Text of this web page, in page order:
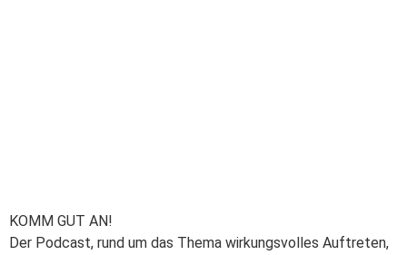
KOMM GUT AN!
Der Podcast, rund um das Thema wirkungsvolles Auftreten,